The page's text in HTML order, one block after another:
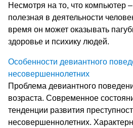
Несмотря на то, что компьютер
полезная в деятельности
время он может оказывать
здоровье и психику людей.
Особенности девиантного
несовершеннолетних
Проблема девиантного
возраста. Современное
тенденции развития
несовершеннолетних.